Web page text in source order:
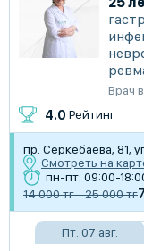
Врач
4.0 Рейтинг
пр. Серкебаева, 81,
Смотреть на
пн-пт: 09:00-
14 000 тг - 25 000 тг
Пт. 07 авг.